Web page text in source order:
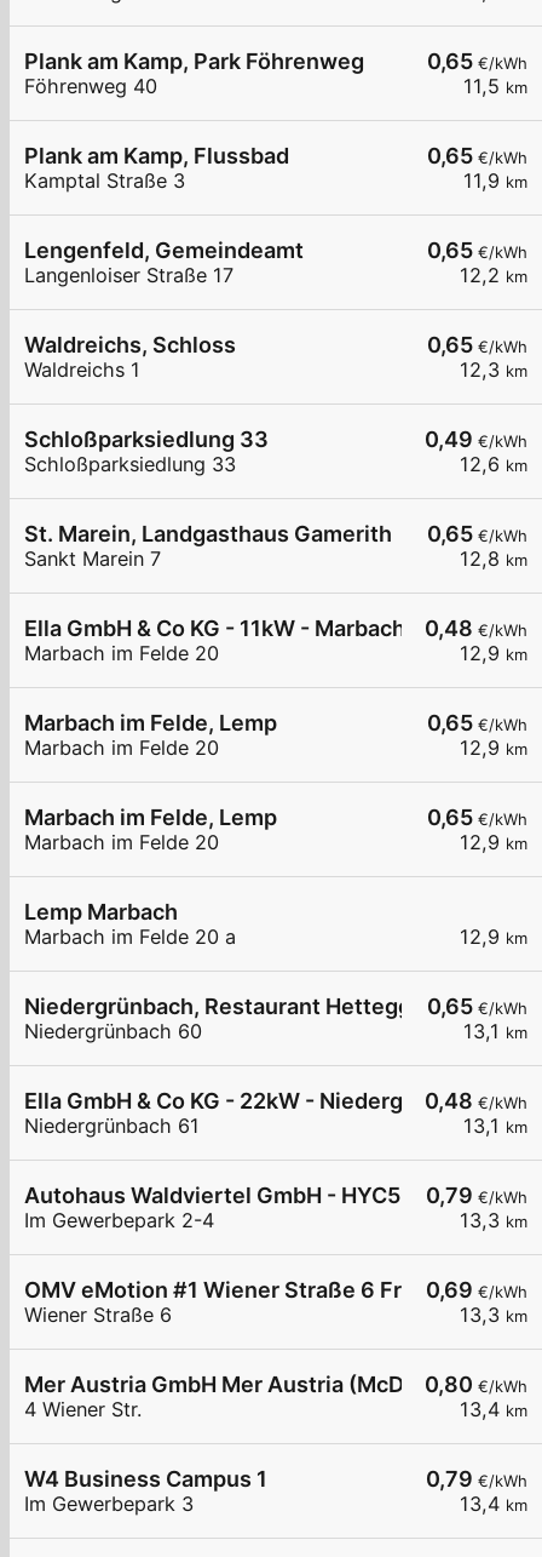
0,65 €/kWh
11,5 km
Plank am Kamp, Park Föhrenweg
Föhrenweg 40
0,65 €/kWh
11,9 km
Plank am Kamp, Flussbad
Kamptal Straße 3
0,65 €/kWh
12,2 km
Lengenfeld, Gemeindeamt
Langenloiser Straße 17
0,65 €/kWh
12,3 km
Waldreichs, Schloss
Waldreichs 1
0,49 €/kWh
12,6 km
Schloßparksiedlung 33
Schloßparksiedlung 33
0,65 €/kWh
12,8 km
St. Marein, Landgasthaus Gamerith
Sankt Marein 7
0,48 €/kWh
12,9 km
Ella GmbH & Co KG - 11kW - Marbach im Felde -
Marbach im Felde 20
0,65 €/kWh
12,9 km
Marbach im Felde, Lemp
Marbach im Felde 20
0,65 €/kWh
12,9 km
Marbach im Felde, Lemp
Marbach im Felde 20
12,9 km
Lemp Marbach
Marbach im Felde 20 a
0,65 €/kWh
13,1 km
Niedergrünbach, Restaurant Hettegger
Niedergrünbach 60
0,48 €/kWh
13,1 km
Ella GmbH & Co KG - 22kW - Niedergrünbach -
Niedergrünbach 61
0,79 €/kWh
13,3 km
Autohaus Waldviertel GmbH - HYC50
Im Gewerbepark 2-4
0,69 €/kWh
13,3 km
OMV eMotion #1 Wiener Straße 6 Frauenhofen
Wiener Straße 6
0,80 €/kWh
13,4 km
Mer Austria GmbH Mer Austria (McD) -
4 Wiener Str.
0,79 €/kWh
13,4 km
W4 Business Campus 1
Im Gewerbepark 3